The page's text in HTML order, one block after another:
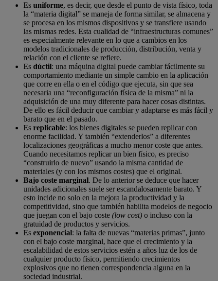
Es uniforme, es decir, que desde el punto de vista físico, toda
la “materia digital” se maneja de forma similar, se almacena y
se procesa en los mismos dispositivos y se transfiere usando
las mismas redes. Esta cualidad de “infraestructuras comunes”
es especialmente relevante en lo que a cambios en los
modelos tradicionales de producción, distribución, venta y
relación con el cliente se refiere.
Es dúctil: una máquina digital puede cambiar fácilmente su
comportamiento mediante un simple cambio en la aplicación
que corre en ella o en el código que ejecuta, sin que sea
necesaria una “reconfiguración física de la misma” ni la
adquisición de una muy diferente para hacer cosas distintas.
De ello es fácil deducir que cambiar y adaptarse es más fácil y
barato que en el pasado.
Es replicable: los bienes digitales se pueden replicar con
enorme facilidad. Y también “extenderlos” a diferentes
localizaciones geográficas a mucho menor coste que antes.
Cuando necesitamos replicar un bien físico, es preciso
“construirlo de nuevo” usando la misma cantidad de
materiales (y con los mismos costes) que el original.
Bajo coste marginal. De lo anterior se deduce que hacer
unidades adicionales suele ser escandalosamente barato. Y
esto incide no solo en la mejora la productividad y la
competitividad, sino que también habilita modelos de negocio
que juegan con el bajo coste (low cost) o incluso con la
gratuidad de productos y servicios.
Es exponencial: la falta de nuevas “materias primas”, junto
con el bajo coste marginal, hace que el crecimiento y la
escalabilidad de estos servicios estén a años luz de los de
cualquier producto físico, permitiendo crecimientos
explosivos que no tienen correspondencia alguna en la
sociedad industrial.